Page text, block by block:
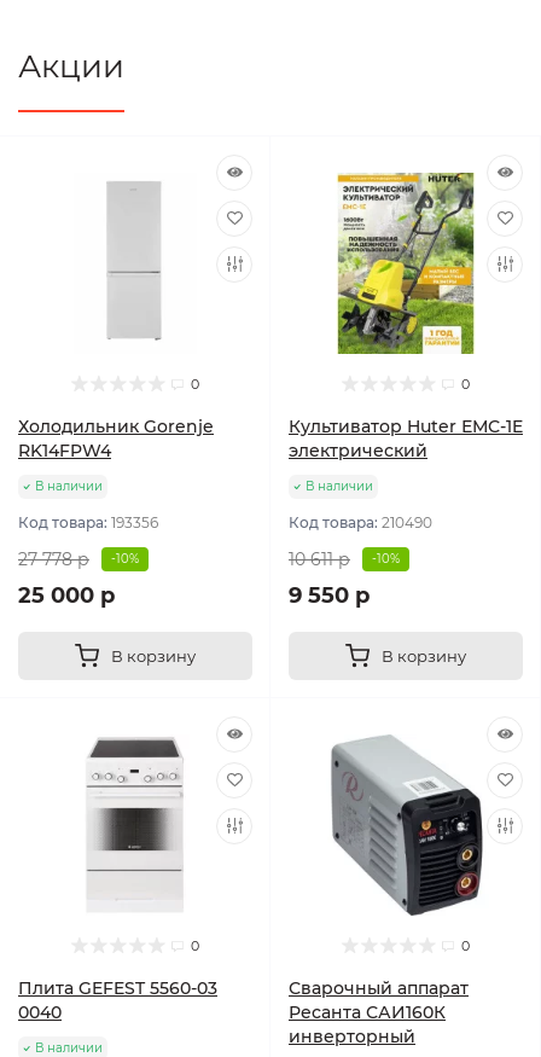
Акции
0
Холодильник Gorenje
RK14FPW4
В наличии
Код товара: 193356
27 778 р -10%
25 000 р
В корзину
0
Культиватор Huter ЕМС-1E
электрический
В наличии
Код товара: 210490
10 611 р -10%
9 550 р
В корзину
0
Плита GEFEST 5560-03
0040
В наличии
0
Сварочный аппарат
Ресанта САИ160К
инверторный